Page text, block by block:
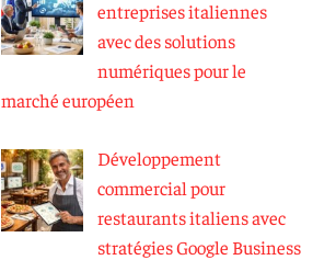
entreprises italiennes
avec des solutions
numériques pour le
marché européen
Développement
commercial pour
restaurants italiens avec
stratégies Google Business